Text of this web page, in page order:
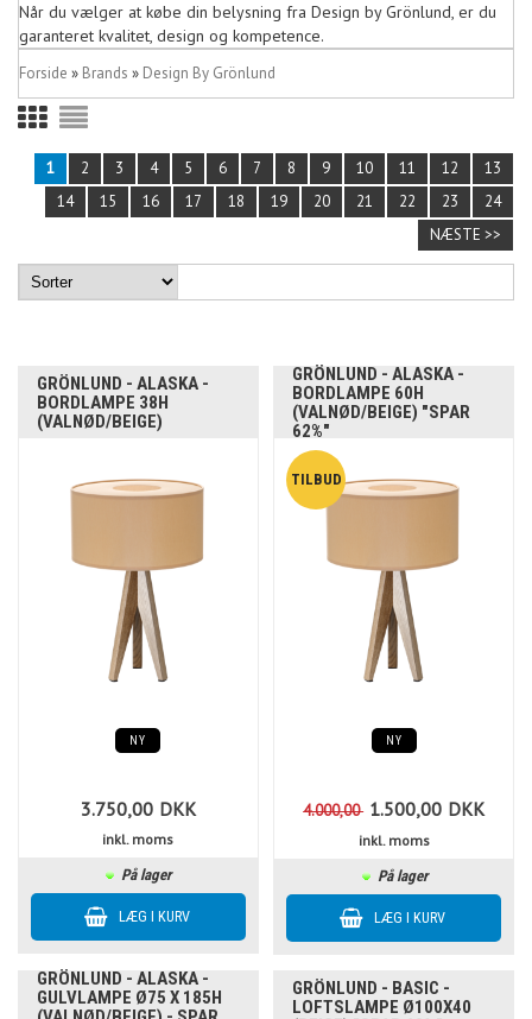
Når du vælger at købe din belysning fra Design by Grönlund, er du
garanteret kvalitet, design og kompetence.
Forside » Brands » Design By Grönlund
1 2 3 4 5 6 7 8 9 10 11 12
13
14
15 16 17 18 19 20 21 22 23
24
NÆSTE >>
GRÖNLUND - ALASKA -
BORDLAMPE 38H
(VALNØD/BEIGE)
NY
3.750,00 DKK
inkl. moms
På lager
GRÖNLUND - ALASKA -
BORDLAMPE 60H
(VALNØD/BEIGE) "SPAR
62%"
NY
4.000,00 1.500,00 DKK
inkl. moms
På lager
GRÖNLUND - ALASKA -
GULVLAMPE Ø75 X 185H
GRÖNLUND - BASIC -
LOFTSLAMPE Ø100X40